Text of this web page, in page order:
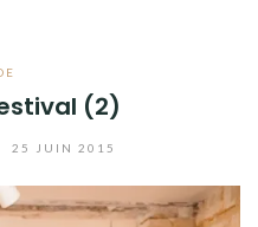
(2)
25 JUIN 2015